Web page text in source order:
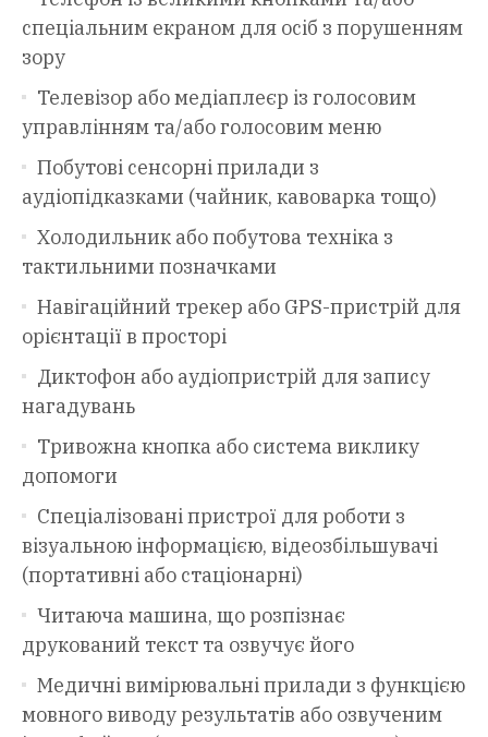
спеціальним екраном для осіб з порушенням
зору
Телевізор або медіаплеєр із голосовим
управлінням та/або голосовим меню
Побутові сенсорні прилади з
аудіопідказками (чайник, кавоварка тощо)
Холодильник або побутова техніка з
тактильними позначками
Навігаційний трекер або GPS-пристрій для
орієнтації в просторі
Диктофон або аудіопристрій для запису
нагадувань
Тривожна кнопка або система виклику
допомоги
Спеціалізовані пристрої для роботи з
візуальною інформацією, відеозбільшувачі
(портативні або стаціонарні)
Читаюча машина, що розпізнає
друкований текст та озвучує його
Медичні вимірювальні прилади з функцією
мовного виводу результатів або озвученим